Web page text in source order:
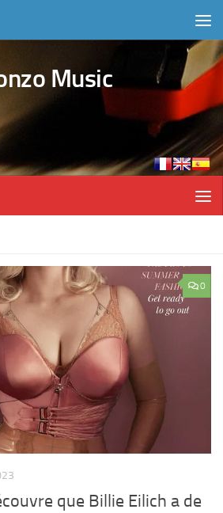
Music
0
que Billie Eilich a de